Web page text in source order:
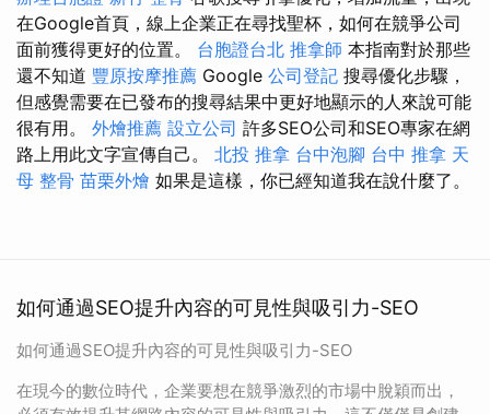
在Google首頁，線上企業正在尋找聖杯，如何在競爭公司
面前獲得更好的位置。 台胞證台北 推拿師 本指南對於那些
還不知道 豐原按摩推薦 Google 公司登記 搜尋優化步驟，
但感覺需要在已發布的搜尋結果中更好地顯示的人來說可能
很有用。 外燴推薦 設立公司 許多SEO公司和SEO專家在網
路上用此文字宣傳自己。 北投 推拿 台中泡腳 台中 推拿 天
母 整骨 苗栗外燴 如果是這樣，你已經知道我在說什麼了。
如何通過SEO提升內容的可見性與吸引力-SEO
如何通過SEO提升內容的可見性與吸引力-SEO
在現今的數位時代，企業要想在競爭激烈的市場中脫穎而出，